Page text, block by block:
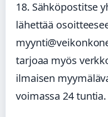
18. Sähköpostitse
lähettää
tarjoaa myös
ilmaisen
voimassa 24 tuntia.